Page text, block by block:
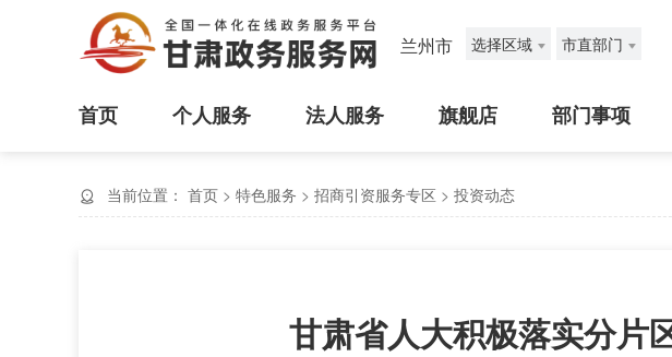
兰州市 选择区域 市直部门
首页 个人服务 法人服务 旗舰店 部门事项
当前位置： 首页 > 特色服务 > 招商引资服务专区 > 投资动态
甘肃省人大积极落实分片